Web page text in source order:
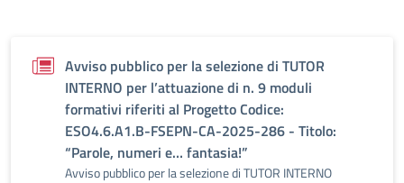
Avviso pubblico per la selezione di TUTOR
INTERNO per l’attuazione di n. 9 moduli
formativi riferiti al Progetto Codice:
ESO4.6.A1.B-FSEPN-CA-2025-286 - Titolo:
“Parole, numeri e… fantasia!”
Avviso pubblico per la selezione di TUTOR INTERNO